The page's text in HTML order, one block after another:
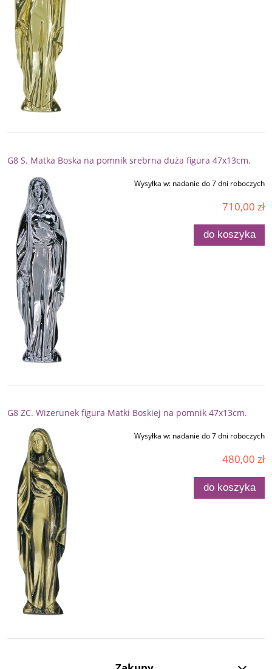
G8 S. Matka Boska na pomnik srebrna duża figura 47x13cm.
Wysyłka w: nadanie do 7 dni roboczych
710,00 zł
do koszyka
G8 ZC. Wizerunek figura Matki Boskiej na pomnik 47x13cm.
Wysyłka w: nadanie do 7 dni roboczych
480,00 zł
do koszyka